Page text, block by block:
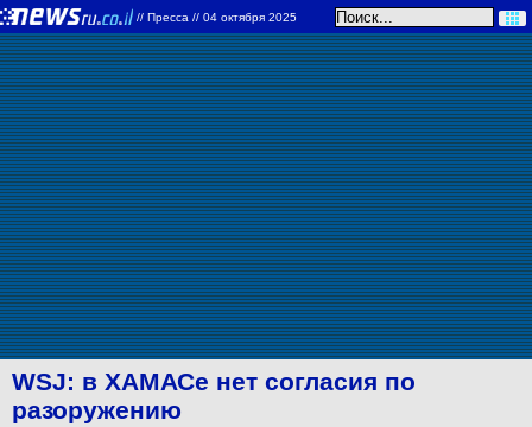
// Пресса // 04 октября 2025
WSJ: в ХАМАСе нет согласия по
разоружению